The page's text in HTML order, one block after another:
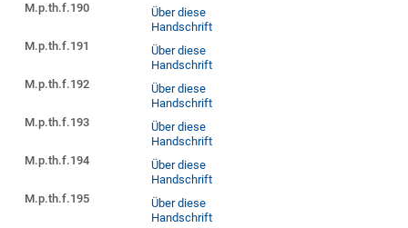
M.p.th.f.190
Über diese
Handschrift
M.p.th.f.191
Über diese
Handschrift
M.p.th.f.192
Über diese
Handschrift
M.p.th.f.193
Über diese
Handschrift
M.p.th.f.194
Über diese
Handschrift
M.p.th.f.195
Über diese
Handschrift